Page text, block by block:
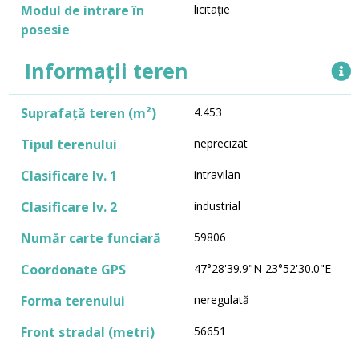
Modul de intrare în
posesie
licitație
Informații teren
Suprafață teren (m²) 4.453
Tipul terenului neprecizat
Clasificare lv. 1 intravilan
Clasificare lv. 2 industrial
Număr carte funciară 59806
Coordonate GPS 47°28'39.9"N 23°52'30.0"E
Forma terenului neregulată
Front stradal (metri) 56651